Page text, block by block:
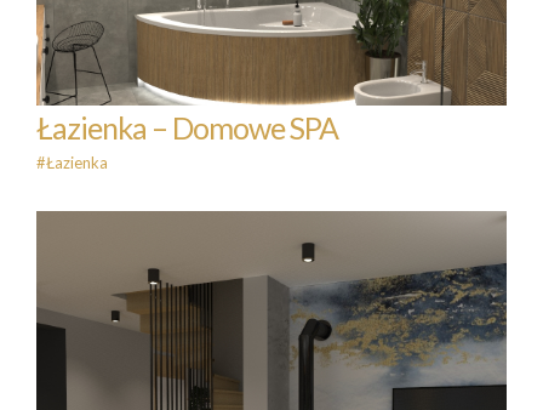
Łazienka – Domowe SPA
#Łazienka